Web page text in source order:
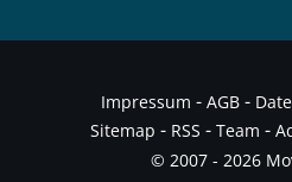
Impressum - AGB-
Sitemap - RSS - Team -
© 2007 - 2026